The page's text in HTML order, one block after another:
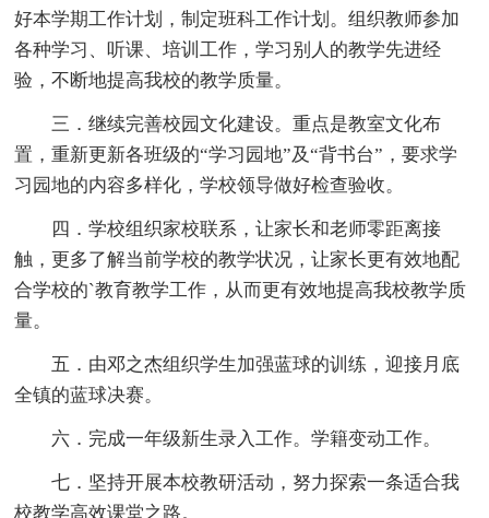
好本学期工作计划，制定班科工作计划。组织教师参加
各种学习、听课、培训工作，学习别人的教学先进经
验，不断地提高我校的教学质量。
三．继续完善校园文化建设。重点是教室文化布
置，重新更新各班级的“学习园地”及“背书台”，要求学
习园地的内容多样化，学校领导做好检查验收。
四．学校组织家校联系，让家长和老师零距离接
触，更多了解当前学校的教学状况，让家长更有效地配
合学校的`教育教学工作，从而更有效地提高我校教学质
量。
五．由邓之杰组织学生加强蓝球的训练，迎接月底
全镇的蓝球决赛。
六．完成一年级新生录入工作。学籍变动工作。
七．坚持开展本校教研活动，努力探索一条适合我
校教学高效课堂之路。